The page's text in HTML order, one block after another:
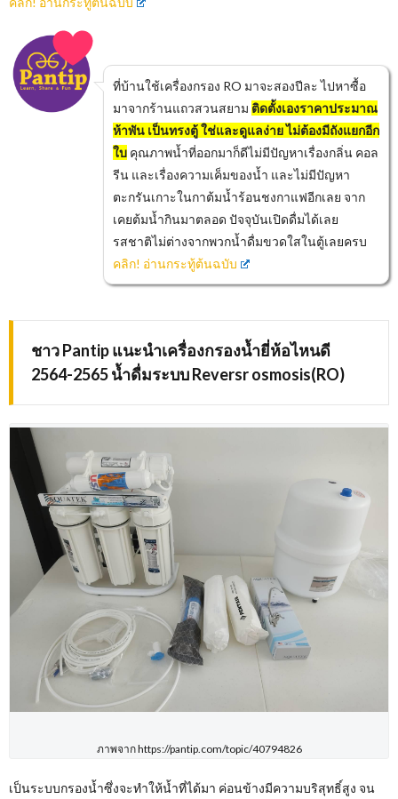
ที่บ้านใช้เครื่องกรอง RO มาจะสองปีละ ไปหาซื้อ
มาจากร้านแถวสวนสยาม ติดตั้งเองราคาประมาณ
ห้าพัน เป็นทรงตู้ ใช่และดูแลง่าย ไม่ต้องมีถังแยกอีก
ใบ คุณภาพน้ำที่ออกมาก็ดีไม่มีปัญหาเรื่องกลิ่น คอล
รีน และเรื่องความเค็มของน้ำ และไม่มีปัญหา
ตะกรันเกาะในกาต้มน้ำร้อนชงกาแฟอีกเลย จาก
เคยต้มน้ำกินมาตลอด ปัจจุบันเปิดดื่มได้เลย
รสชาติไม่ต่างจากพวกน้ำดื่มขวดใสในตู้เลยครบ
คลิก! อ่านกระทู้ต้นฉบับ
ชาว Pantip แนะนำเครื่องกรองน้ำยี่ห้อไหนดี
2564-2565 น้ำดื่มระบบ Reversr osmosis(RO)
ภาพจาก https://pantip.com/topic/40794826
เป็นระบบกรองน้ำซึ่งจะทำให้น้ำที่ได้มา ค่อนข้างมีความบริสุทธิ์สูง จน